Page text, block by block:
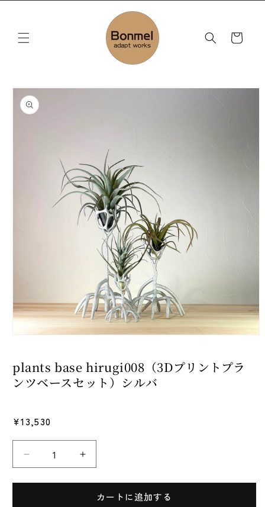
ー
商品情
報にス
キップ
ル
で
ア
く
plants base hirugi008（3Dプリントプラ
ンツベースセット）シルバ
通
格
¥13,530
base
hirugi008（3D
plants
base
hirugi008（3D
カートに追加する